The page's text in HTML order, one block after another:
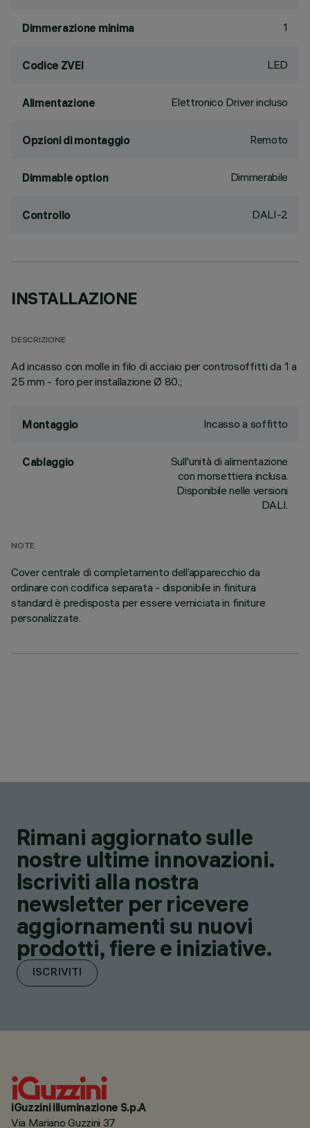
Dimmerazione minima 1
Codice ZVEI LED
Alimentazione Elettronico Driver incluso
Opzioni di montaggio Remoto
Dimmable option Dimmerabile
Controllo DALI-2
INSTALLAZIONE
DESCRIZIONE
Ad incasso con molle in filo di acciaio per controsoffitti da 1 a
25 mm - foro per installazione Ø 80.;
Montaggio Incasso a soffitto
Cablaggio
Sull'unità di alimentazione
con morsettiera inclusa.
Disponibile nelle versioni
DALI.
NOTE
Cover centrale di completamento dell’apparecchio da
ordinare con codifica separata - disponibile in finitura
standard è predisposta per essere verniciata in finiture
personalizzate.
Rimani aggiornato sulle
nostre ultime innovazioni.
Iscriviti alla nostra
newsletter per ricevere
aggiornamenti su nuovi
prodotti, fiere e iniziative.
ISCRIVITI
iGuzzini illuminazione S.p.A
Via Mariano Guzzini 37